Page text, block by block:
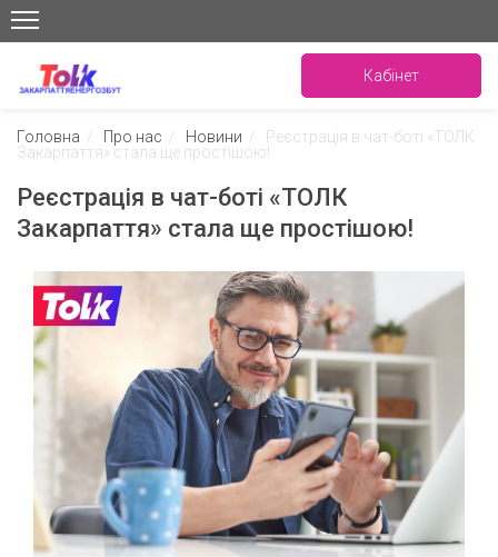
Кабінет
Головна / Про нас / Новини /
Реєстрація в чат-боті «ТОЛК
Закарпаття» стала ще простішою!
Реєстрація в чат-боті «ТОЛК
Закарпаття» стала ще простішою!